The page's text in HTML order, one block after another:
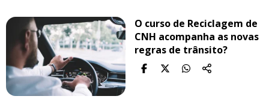
O curso de Reciclagem de
CNH acompanha as novas
regras de trânsito?